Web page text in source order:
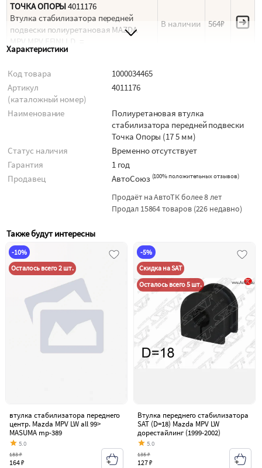
ТОЧКА ОПОРЫ4011176
Втулка стабилизатора передней
подвески полиуретановая MAZDA
MPV MPV EFINI I.D. =
В наличии 564₽
Характеристики
Код товара
1000034465
Артикул
(каталожный номер)
4011176
Наименование
Полиуретановая втулка
стабилизатора передней подвески
Точка Опоры (17 5 мм)
Статус наличия
Временно отсутствует
Гарантия
1 год
Продавец
АвтоСоюз (100% положительных отзывов)
Продаёт на АвтоТК более 8 лет
Продал 15864 товаров (226 недавно)
Также будут интересны
-10%
Осталось всего 2 шт.
втулка стабилизатора переднего
центр. Mazda MPV LW all 99>
MASUMA mp-389
5.0
164 ₽
183 ₽
-5%
Скидка на SAT
Осталось всего 5 шт.
Втулка переднего стабилизатора
SAT (D=18) Mazda MPV LW
дорестайлинг (1999-2002)
5.0
127 ₽
135 ₽